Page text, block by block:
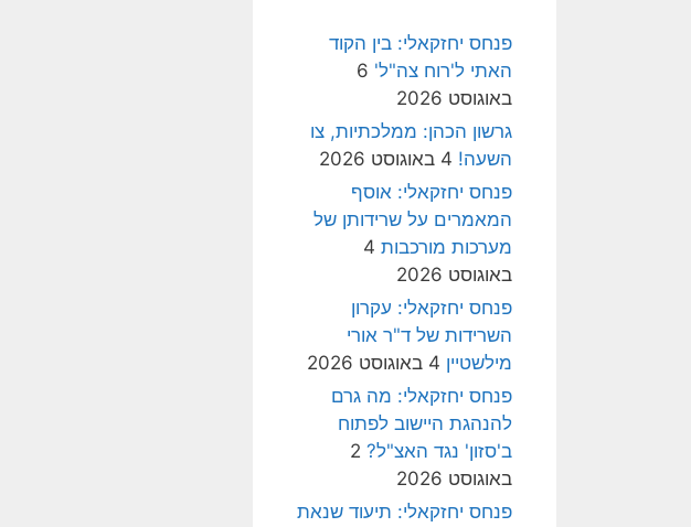
פנחס יחזקאלי: בין הקוד
האתי ל'רוח צה"ל' 6
באוגוסט 2026
גרשון הכהן: ממלכתיות, צו
השעה! 4 באוגוסט 2026
פנחס יחזקאלי: אוסף
המאמרים על שרידותן של
מערכות מורכבות 4
באוגוסט 2026
פנחס יחזקאלי: עקרון
השרידות של ד"ר אורי
מילשטיין 4 באוגוסט 2026
פנחס יחזקאלי: מה גרם
להנהגת היישוב לפתוח
ב'סזון' נגד האצ"ל? 2
באוגוסט 2026
פנחס יחזקאלי: תיעוד שנאת